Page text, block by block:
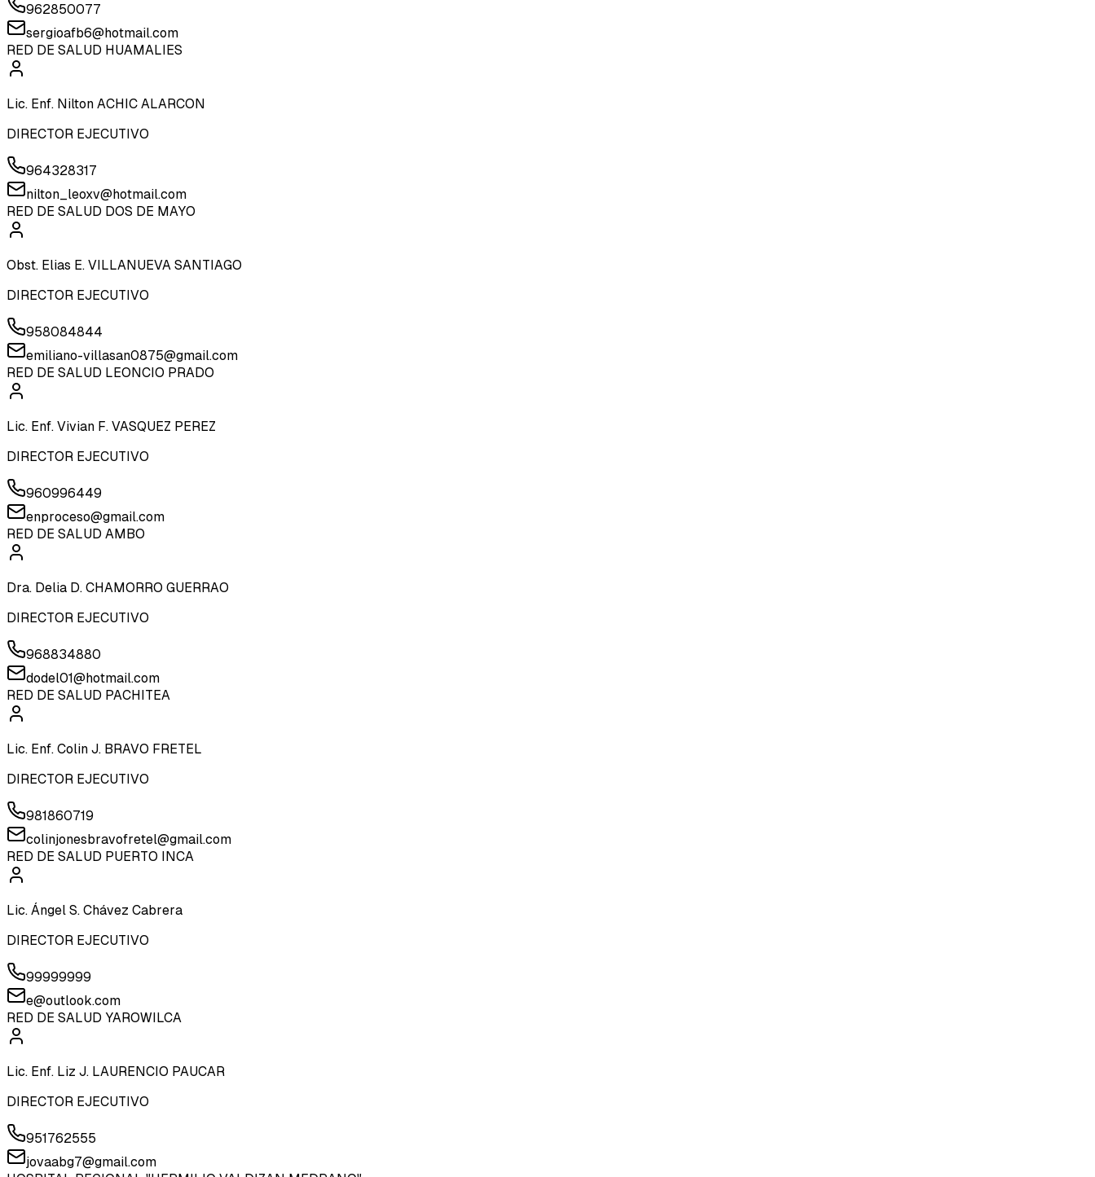
962850077
sergioafb6@hotmail.com
RED DE SALUD HUAMALIES
Lic. Enf. Nilton ACHIC ALARCON
DIRECTOR EJECUTIVO
964328317
nilton_leoxv@hotmail.com
RED DE SALUD DOS DE MAYO
Obst. Elias E. VILLANUEVA SANTIAGO
DIRECTOR EJECUTIVO
958084844
emiliano-villasan0875@gmail.com
RED DE SALUD LEONCIO PRADO
Lic. Enf. Vivian F. VASQUEZ PEREZ
DIRECTOR EJECUTIVO
960996449
enproceso@gmail.com
RED DE SALUD AMBO
Dra. Delia D. CHAMORRO GUERRAO
DIRECTOR EJECUTIVO
968834880
dodel01@hotmail.com
RED DE SALUD PACHITEA
Lic. Enf. Colin J. BRAVO FRETEL
DIRECTOR EJECUTIVO
981860719
colinjonesbravofretel@gmail.com
RED DE SALUD PUERTO INCA
Lic. Ángel S. Chávez Cabrera
DIRECTOR EJECUTIVO
99999999
e@outlook.com
RED DE SALUD YAROWILCA
Lic. Enf. Liz J. LAURENCIO PAUCAR
DIRECTOR EJECUTIVO
951762555
jovaabg7@gmail.com